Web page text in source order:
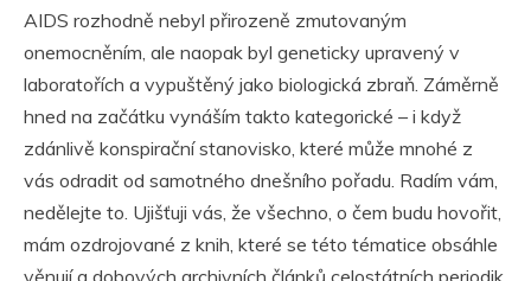
AIDS rozhodně nebyl přirozeně zmutovaným
onemocněním, ale naopak byl geneticky upravený v
laboratořích a vypuštěný jako biologická zbraň. Záměrně
hned na začátku vynáším takto kategorické – i když
zdánlivě konspirační stanovisko, které může mnohé z
vás odradit od samotného dnešního pořadu. Radím vám,
nedělejte to. Ujišťuji vás, že všechno, o čem budu hovořit,
mám ozdrojované z knih, které se této tématice obsáhle
věnují a dobových archivních článků celostátních periodik.